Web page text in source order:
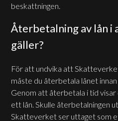
beskattningen.
Återbetalning av lån i
gäller?
För att undvika att
måste du återbetala lånet
Genom att återbetala i tid
ett lån. Skulle återbetalningen
Skatteverket ser uttaget som